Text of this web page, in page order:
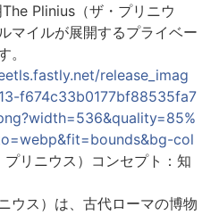
Plinius（ザ・プリニウ
マイルが展開するプライベー
。
release_imag
f674c33b0177bf88535fa7
col
リニウス）コンセプト：知
ウス）は、古代ローマの博物